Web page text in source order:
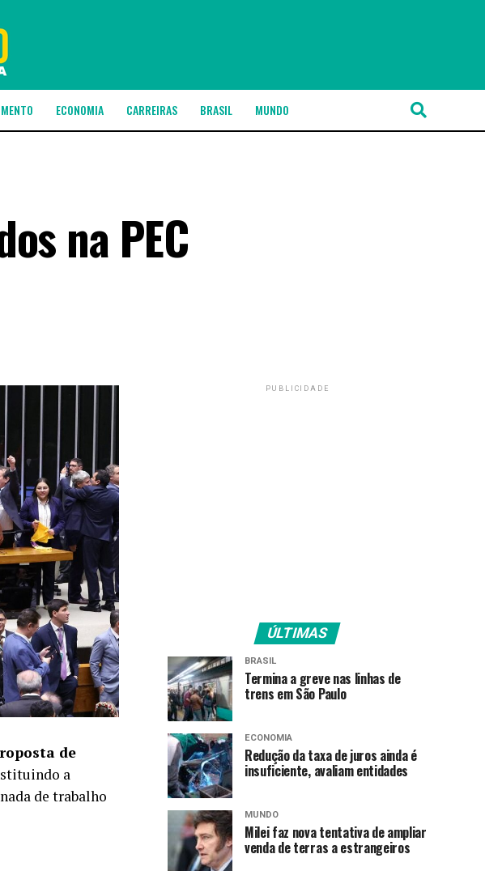
ECONOMIA CARREIRAS BRASIL MUNDO
na PEC
de
a
de trabalho
PUBLICIDADE
ÚLTIMAS
BRASIL
Termina a greve nas linhas de
trens em São Paulo
ECONOMIA
Redução da taxa de juros ainda é
insuficiente, avaliam entidades
MUNDO
Milei faz nova tentativa de ampliar
venda de terras a estrangeiros